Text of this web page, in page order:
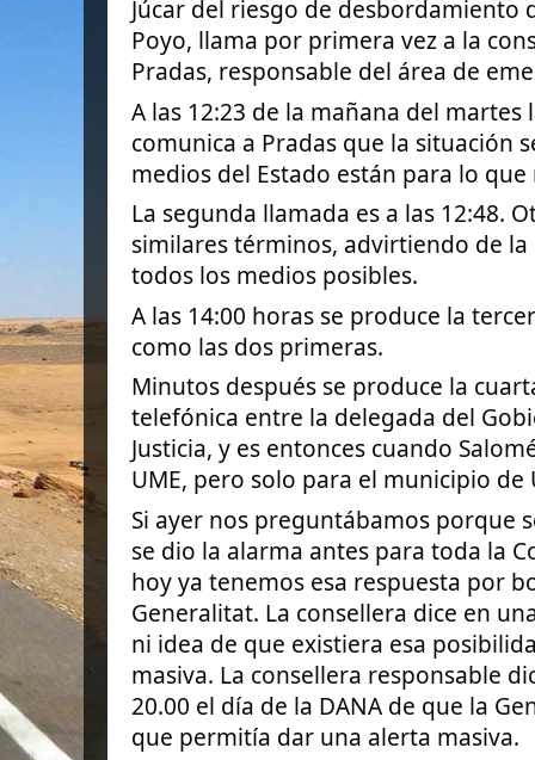
Júcar del riesgo de desbordamiento
Poyo, llama por primera vez a la
Pradas, responsable del área de
A las 12:23 de la mañana del
comunica a Pradas que la situación
medios del Estado están para lo que
La segunda llamada es a las 12:48.
similares términos, advirtiendo de
todos los medios posibles.
A las 14:00 horas se produce la
como las dos primeras.
Minutos después se produce la
telefónica entre la delegada del
Justicia, y es entonces cuando
UME, pero solo para el municipio de
Si ayer nos preguntábamos porque
se dio la alarma antes para toda la
hoy ya tenemos esa respuesta por
Generalitat. La consellera dice en
ni idea de que existiera esa
masiva. La consellera responsable
20.00 el día de la DANA de que la
que permitía dar una alerta masiva.